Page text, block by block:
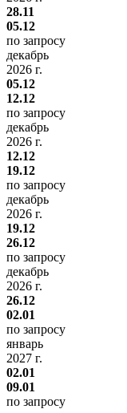
28.11
05.12
по запросу
декабрь
2026 г.
05.12
12.12
по запросу
декабрь
2026 г.
12.12
19.12
по запросу
декабрь
2026 г.
19.12
26.12
по запросу
декабрь
2026 г.
26.12
02.01
по запросу
январь
2027 г.
02.01
09.01
по запросу